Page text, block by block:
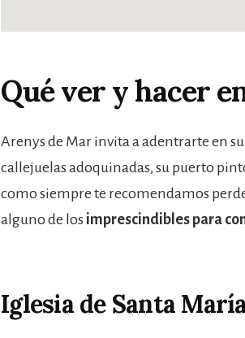
Qué ver y hacer
Arenys de Mar invita a adentrarte en su
callejuelas adoquinadas, su puerto
como siempre te recomendamos
alguno de los imprescindibles para
Iglesia de Santa